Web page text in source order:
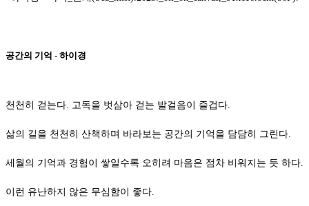
공간의 기억 - 하이경
천천히 걷는다. 고독을 벗삼아 걷는 발걸음이 즐겁다.
삶의 길을 천천히 산책하며 바라보는 공간의 기억을 담담히 그린다.
세월의 기억과 경험이 쌓일수록 오히려 마음은 점차 비워지는 듯 하다.
이런 유난하지 않은 무심함이 좋다.